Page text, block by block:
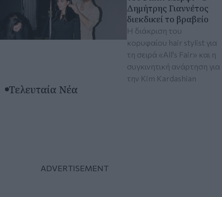
Δημήτρης Γιαννέτος
διεκδικεί το βραβείο
Η διάκριση του
κορυφαίου hair stylist για
τη σειρά «All's Fair» και η
συγκινητική ανάρτηση για
την Kim Kardashian
Τελευταία Νέα